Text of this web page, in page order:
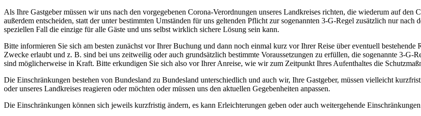
Als Ihre Gastgeber müssen wir uns nach den vorgegebenen Corona-Verordnungen unseres Landkreises richten, die wiederum auf den
außerdem entscheiden, statt der unter bestimmten Umständen für uns geltenden Pflicht zur sogenannten 3-G-Regel zusätzlich nur
speziellen Fall die einzige für alle Gäste und uns selbst wirklich sichere Lösung sein kann.
Bitte informieren Sie sich am besten zunächst vor Ihrer Buchung und dann noch einmal kurz vor Ihrer Reise über eventuell
Zwecke erlaubt und z. B. sind bei uns zeitweilig oder auch grundsätzlich bestimmte Voraussetzungen zu erfüllen, die sogenannte 3-G-
sind möglicherweise in Kraft. Bitte erkundigen Sie sich also vor Ihrer Anreise, wie wir zum Zeitpunkt Ihres Aufenthaltes die
Die Einschränkungen bestehen von Bundesland zu Bundesland unterschiedlich und auch wir, Ihre Gastgeber, müssen vielleicht
oder unseres Landkreises reagieren oder möchten oder müssen uns den aktuellen Gegebenheiten anpassen.
Die Einschränkungen können sich jeweils kurzfristig ändern, es kann Erleichterungen geben oder auch weitergehende